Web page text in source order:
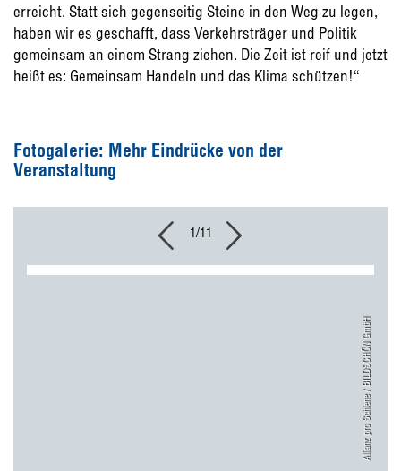
erreicht. Statt sich gegenseitig Steine in den Weg zu legen,
haben wir es geschafft, dass Verkehrsträger und Politik
gemeinsam an einem Strang ziehen. Die Zeit ist reif und jetzt
heißt es: Gemeinsam Handeln und das Klima schützen!“
Fotogalerie: Mehr Eindrücke von der
Veranstaltung
Allianz pro Schiene / BILDSCHÖN GmbH
1/11